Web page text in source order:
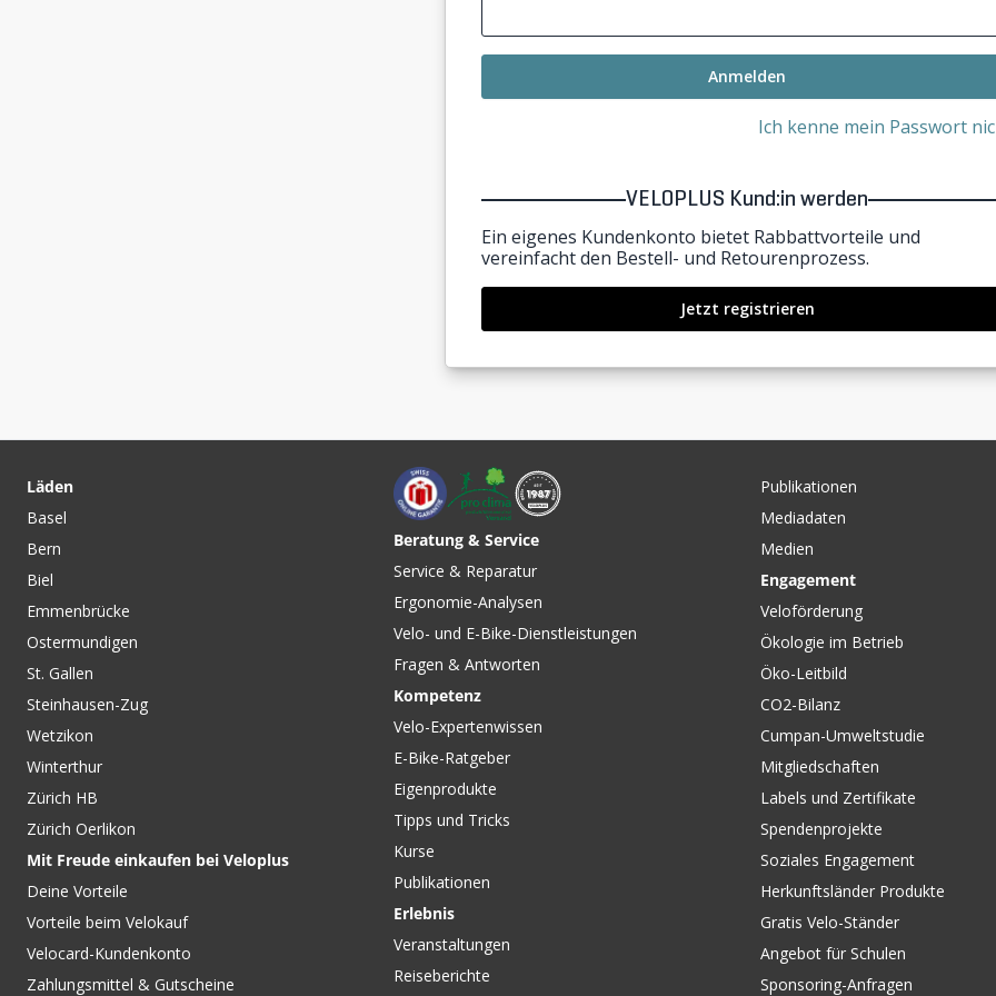
Anmelden
Ich kenne mein Passwort
VELOPLUS Kund:in werden
Ein eigenes Kundenkonto bietet Rabbattvorteile und
vereinfacht den Bestell- und Retourenprozess.
Jetzt registrieren
Läden
Basel
Bern
Biel
Emmenbrücke
Ostermundigen
St. Gallen
Steinhausen-Zug
Wetzikon
Winterthur
Zürich HB
Zürich Oerlikon
Mit Freude einkaufen bei Veloplus
Deine Vorteile
Vorteile beim Velokauf
Velocard-Kundenkonto
Zahlungsmittel & Gutscheine
Beratung & Service
Service & Reparatur
Ergonomie-Analysen
Velo- und E-Bike-Dienstleistungen
Fragen & Antworten
Kompetenz
Velo-Expertenwissen
E-Bike-Ratgeber
Eigenprodukte
Tipps und Tricks
Kurse
Publikationen
Erlebnis
Veranstaltungen
Reiseberichte
Publikationen
Mediadaten
Medien
Engagement
Veloförderung
Ökologie im Betrieb
Öko-Leitbild
CO2-Bilanz
Cumpan-Umweltstudie
Mitgliedschaften
Labels und Zertifikate
Spendenprojekte
Soziales Engagement
Herkunftsländer Produkte
Gratis Velo-Ständer
Angebot für Schulen
Sponsoring-Anfragen